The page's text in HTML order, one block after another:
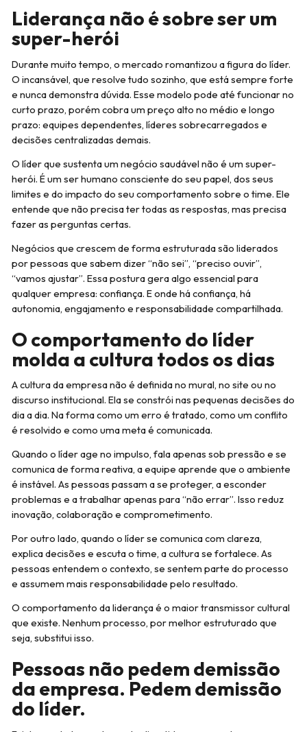
Liderança não é sobre ser um
super-herói
Durante muito tempo, o mercado romantizou a figura do líder.
O incansável, que resolve tudo sozinho, que está sempre forte
e nunca demonstra dúvida. Esse modelo pode até funcionar no
curto prazo, porém cobra um preço alto no médio e longo
prazo: equipes dependentes, líderes sobrecarregados e
decisões centralizadas demais.
O líder que sustenta um negócio saudável não é um super-
herói. É um ser humano consciente do seu papel, dos seus
limites e do impacto do seu comportamento sobre o time. Ele
entende que não precisa ter todas as respostas, mas precisa
fazer as perguntas certas.
Negócios que crescem de forma estruturada são liderados
por pessoas que sabem dizer “não sei”, “preciso ouvir”,
“vamos ajustar”. Essa postura gera algo essencial para
qualquer empresa: confiança. E onde há confiança, há
autonomia, engajamento e responsabilidade compartilhada.
O comportamento do líder
molda a cultura todos os dias
A cultura da empresa não é definida no mural, no site ou no
discurso institucional. Ela se constrói nas pequenas decisões do
dia a dia. Na forma como um erro é tratado, como um conflito
é resolvido e como uma meta é comunicada.
Quando o líder age no impulso, fala apenas sob pressão e se
comunica de forma reativa, a equipe aprende que o ambiente
é instável. As pessoas passam a se proteger, a esconder
problemas e a trabalhar apenas para “não errar”. Isso reduz
inovação, colaboração e comprometimento.
Por outro lado, quando o líder se comunica com clareza,
explica decisões e escuta o time, a cultura se fortalece. As
pessoas entendem o contexto, se sentem parte do processo
e assumem mais responsabilidade pelo resultado.
O comportamento da liderança é o maior transmissor cultural
que existe. Nenhum processo, por melhor estruturado que
seja, substitui isso.
Pessoas não pedem demissão
da empresa. Pedem demissão
do líder.